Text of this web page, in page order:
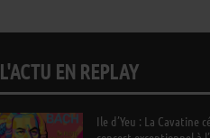
L'ACTU EN REPLAY
Ile d’Yeu : La Cavatine